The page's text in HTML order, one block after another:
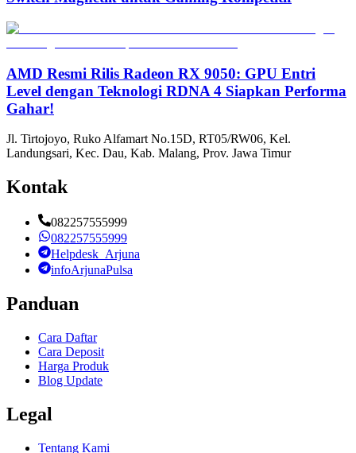
AMD Resmi Rilis Radeon RX 9050: GPU Entri
Level dengan Teknologi RDNA 4 Siapkan Performa
Gahar!
Jl. Tirtojoyo, Ruko Alfamart No.15D, RT05/RW06, Kel.
Landungsari, Kec. Dau, Kab. Malang, Prov. Jawa Timur
Kontak
082257555999
082257555999
Helpdesk_Arjuna
infoArjunaPulsa
Panduan
Cara Daftar
Cara Deposit
Harga Produk
Blog Update
Legal
Tentang Kami